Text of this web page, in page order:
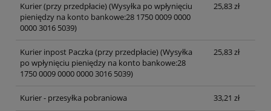
Kurier (przy przedpłacie)(Wysyłka po wpłynięciu
pieniędzy na konto bankowe:28 1750 0009 0000
0000 3016 5039)
25,83 zł
Kurier inpost Paczka (przy przedpłacie)(Wysyłka
po wpłynięciu pieniędzy na konto bankowe:28
1750 0009 0000 0000 3016 5039)
25,83 zł
Kurier - przesyłka pobraniowa 33,21 zł